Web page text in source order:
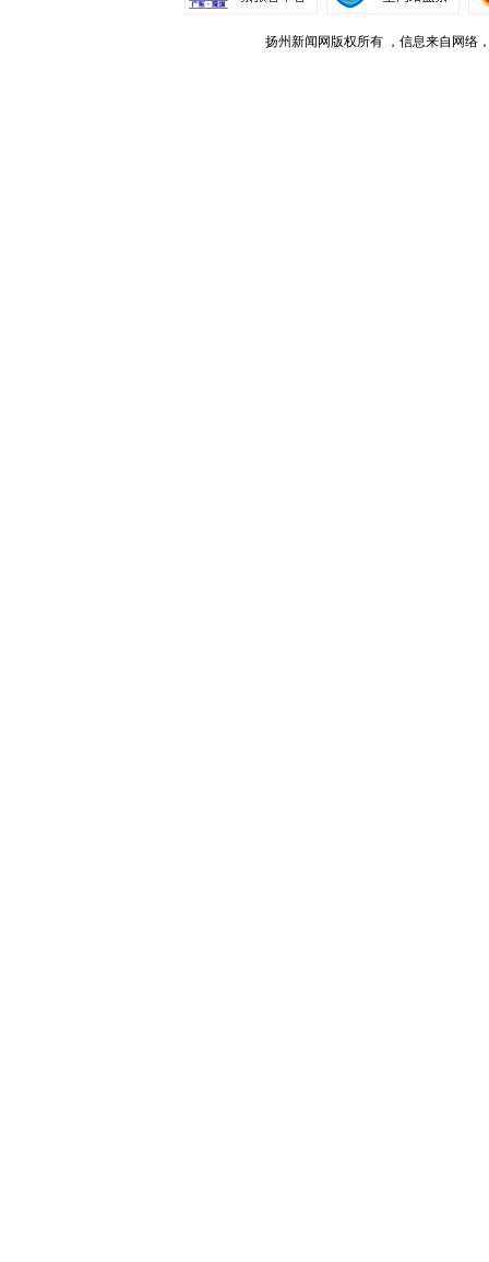
扬州新闻网版权所有 ，信息来自网络